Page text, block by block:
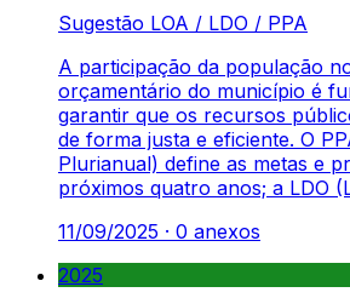
Sugestão LOA / LDO / PPA
A participação da população
orçamentário do município é
garantir que os recursos
de forma justa e eficiente. O
Plurianual) define as metas e
próximos quatro anos; a LDO
11/09/2025 · 0 anexos
2025